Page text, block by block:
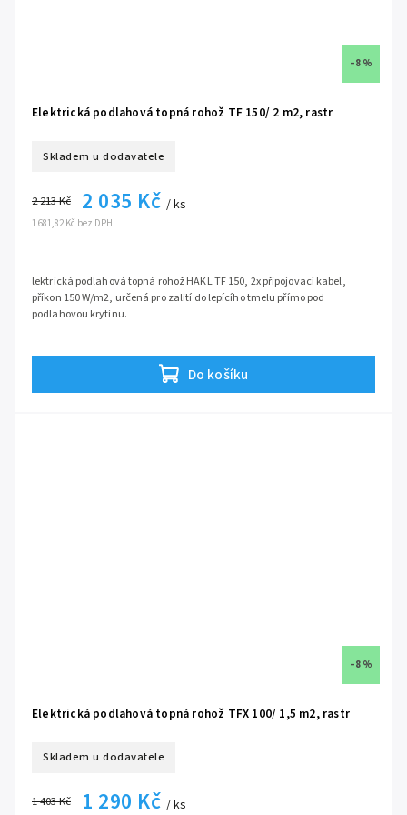
–8 %
Elektrická podlahová topná rohož TF 150/ 2 m2, rastr
Skladem u dodavatele
1 681,82 Kč bez DPH
2 213 Kč 2 035 Kč / ks
Do košíku
lektrická podlahová topná rohož HAKL TF 150, 2x připojovací kabel,
příkon 150 W/m2, určená pro zalití do lepícího tmelu přímo pod
podlahovou krytinu.
určeno pro mokrou montáž, zalitím do lepícího tmelu
ideální pro rekonstrukce díky malé tloušťce kabelu jen 3 mm
vhodné pro keramickou dlažbu, vinylové lepící parkety a jiné
–8 %
Elektrická podlahová topná rohož TFX 100/ 1,5 m2, rastr
Skladem u dodavatele
1 403 Kč 1 290 Kč / ks